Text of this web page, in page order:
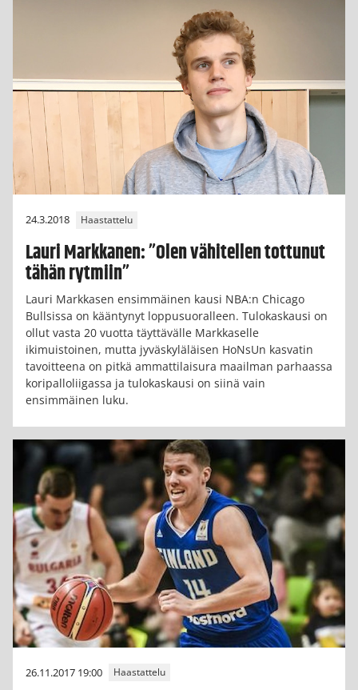
24.3.2018 Haastattelu
Lauri Markkanen: ”Olen vähitellen tottunut
tähän rytmiin”
Lauri Markkasen ensimmäinen kausi NBA:n Chicago
Bullsissa on kääntynyt loppusuoralleen. Tulokaskausi on
ollut vasta 20 vuotta täyttävälle Markkaselle
ikimuistoinen, mutta jyväskyläläisen HoNsUn kasvatin
tavoitteena on pitkä ammattilaisura maailman parhaassa
koripalloliigassa ja tulokaskausi on siinä vain
ensimmäinen luku.
26.11.2017 19:00 Haastattelu